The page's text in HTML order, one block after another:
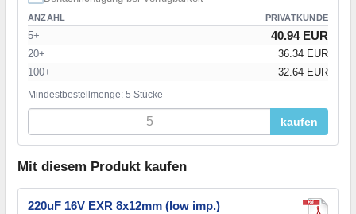
ANZAHL PRIVATKUNDE
5+ 40.94 EUR
20+
36.34 EUR
100+
32.64 EUR
Mindestbestellmenge: 5 Stücke
kaufen
Mit diesem Produkt kaufen
220uF 16V EXR 8x12mm (low imp.)